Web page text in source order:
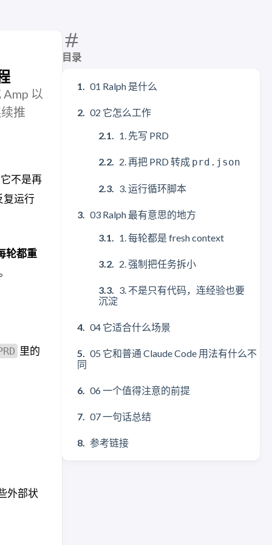
目录
01 Ralph 是什么
02 它怎么工作
1. 先写 PRD
2. 再把 PRD 转成 prd.json
3. 运行循环脚本
03 Ralph 最有意思的地方
1. 每轮都是 fresh context
2. 强制把任务拆小
3. 不是只有代码，连经验也要
沉淀
04 它适合什么场景
05 它和普通 Claude Code 用法有什么不
同
06 一个值得注意的前提
07 一句话总结
参考链接
以
推
不是再
复运行
轮都重
里的
外部状